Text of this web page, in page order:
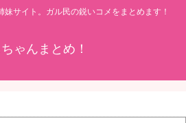
サイト。ガル民の鋭いコメをまとめます！
ゃんまとめ！